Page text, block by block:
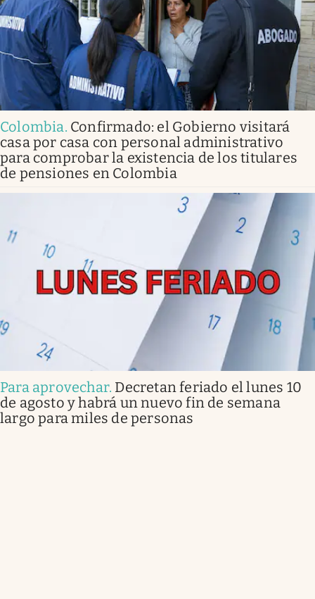
Colombia. Confirmado: el Gobierno visitará
casa por casa con personal administrativo
para comprobar la existencia de los titulares
de pensiones en Colombia
Para aprovechar. Decretan feriado el lunes 10
de agosto y habrá un nuevo fin de semana
largo para miles de personas